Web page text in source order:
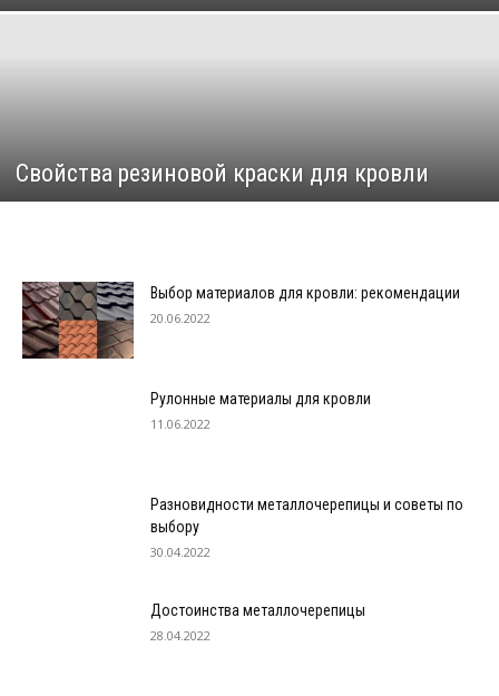
Свойства резиновой краски для кровли
Выбор материалов для кровли: рекомендации
20.06.2022
Рулонные материалы для кровли
11.06.2022
Разновидности металлочерепицы и советы по
выбору
30.04.2022
Достоинства металлочерепицы
28.04.2022